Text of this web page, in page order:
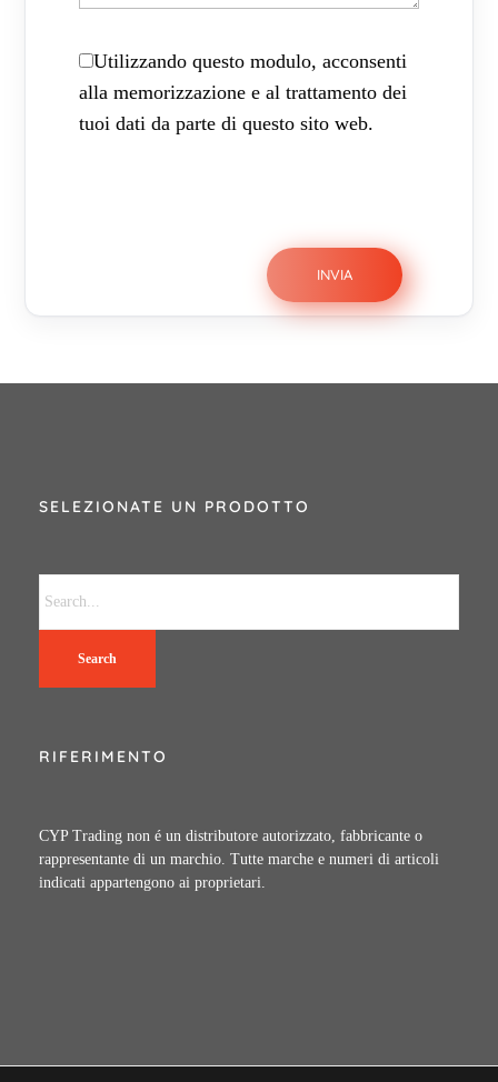
Utilizzando questo modulo, acconsenti
alla memorizzazione e al trattamento dei
tuoi dati da parte di questo sito web.
SELEZIONATE UN PRODOTTO
Search
RIFERIMENTO
CYP Trading non é un distributore autorizzato, fabbricante o
rappresentante di un marchio. Tutte marche e numeri di articoli
indicati appartengono ai proprietari.